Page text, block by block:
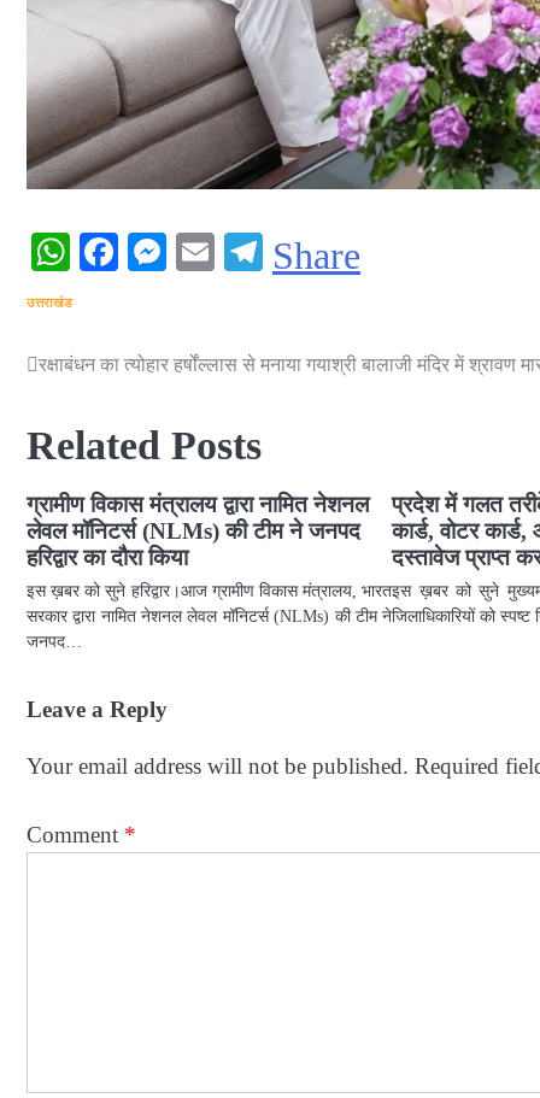
WhatsApp
Facebook
Messenger
EmailTelegram
Share
उत्तराखंड
Post
रक्षाबंधन का त्योहार हर्षोंल्लास से मनाया गयाश्री बालाजी मंदिर में
Related Posts
ग्रामीण विकास मंत्रालय द्वारा नामित नेशनल
लेवल मॉनिटर्स (NLMs) की टीम ने जनपद
हरिद्वार का दौरा किया
इस ख़बर को सुने हरिद्वार।आज ग्रामीण विकास मंत्रालय, भारत
सरकार द्वारा नामित नेशनल लेवल मॉनिटर्स (NLMs) की टीम ने
जनपद…
प्रदेश में गलत
कार्ड, वोटर
दस्तावेज प्राप्त
इस ख़बर को सुने
जिलाधिकारियों को
Leave a Reply
Your email address will not be published. Required
Comment *